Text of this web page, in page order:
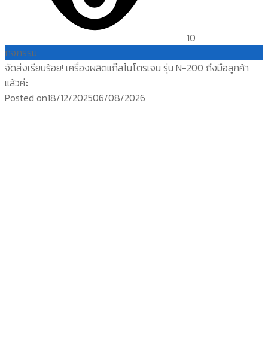
10
กิจกรรม
จัดส่งเรียบร้อย! เครื่องผลิตแก๊สไนโตรเจน รุ่น N-200 ถึงมือลูกค้า
แล้วค่ะ
Posted on18/12/202506/08/2026